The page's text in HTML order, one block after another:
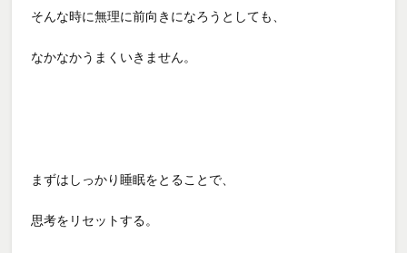
そんな時に無理に前向きになろうとしても、
なかなかうまくいきません。
まずはしっかり睡眠をとることで、
思考をリセットする。